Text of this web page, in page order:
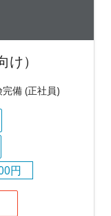
）
備 (正社員)
円